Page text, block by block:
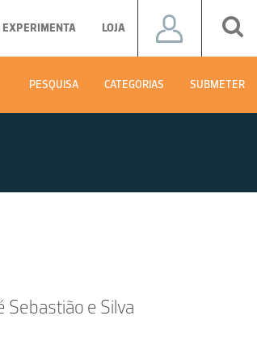
EXPERIMENTA LOJA
PESQUISA CATEGORIAS SUBMETER
Sebastião e Silva